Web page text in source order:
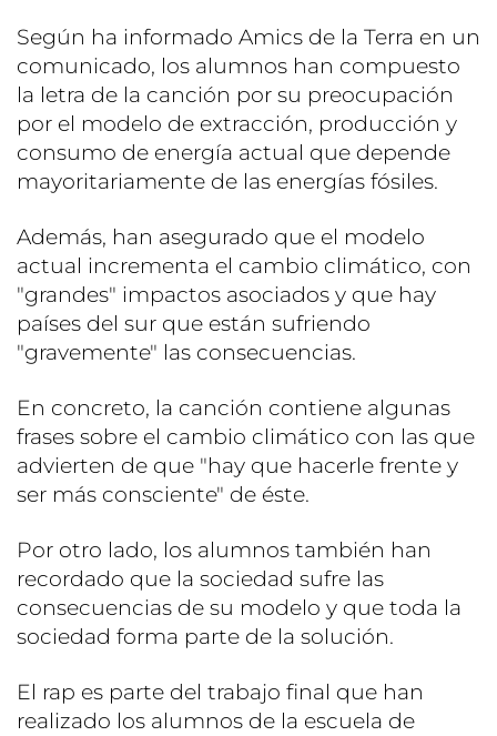
Según ha informado Amics de la Terra en un
comunicado, los alumnos han compuesto
la letra de la canción por su preocupación
por el modelo de extracción, producción y
consumo de energía actual que depende
mayoritariamente de las energías fósiles.
Además, han asegurado que el modelo
actual incrementa el cambio climático, con
"grandes" impactos asociados y que hay
países del sur que están sufriendo
"gravemente" las consecuencias.
En concreto, la canción contiene algunas
frases sobre el cambio climático con las que
advierten de que "hay que hacerle frente y
ser más consciente" de éste.
Por otro lado, los alumnos también han
recordado que la sociedad sufre las
consecuencias de su modelo y que toda la
sociedad forma parte de la solución.
El rap es parte del trabajo final que han
realizado los alumnos de la escuela de